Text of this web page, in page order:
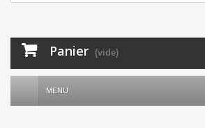
Panier (vide)
MENU